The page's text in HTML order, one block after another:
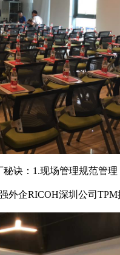
诀：1.现场管理规范管
外企RICOH深圳公司